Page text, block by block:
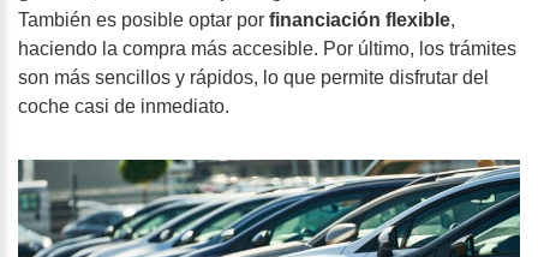
También es posible optar por financiación flexible,
haciendo la compra más accesible. Por último, los trámites
son más sencillos y rápidos, lo que permite disfrutar del
coche casi de inmediato.